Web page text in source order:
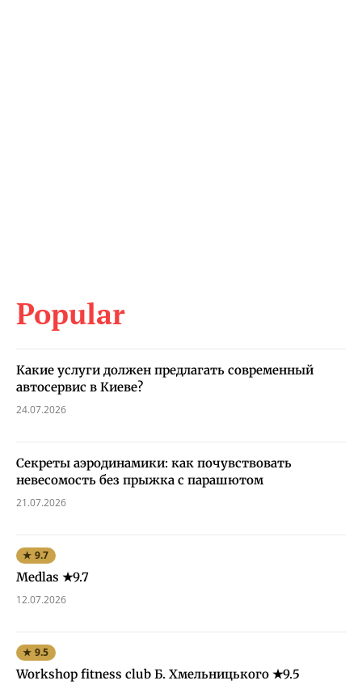
Popular
Какие услуги должен предлагать современный
автосервис в Киеве?
24.07.2026
Секреты аэродинамики: как почувствовать
невесомость без прыжка с парашютом
21.07.2026
★ 9.7
Medlas ★9.7
12.07.2026
★ 9.5
Workshop fitness club Б. Хмельницького ★9.5